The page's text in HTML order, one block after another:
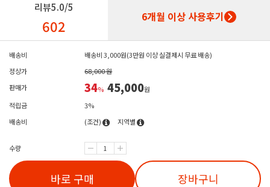
리뷰5.0/5
602 6개월 이상 사용후기
배송비
배송비 3,000원(3만원 이상 실결제시 무료 배송)
정상가
68,000 원
판매가
34% 45,000원
적립금
3%
배송비
(조건) 지역별
수량
바로 구매 장바구니